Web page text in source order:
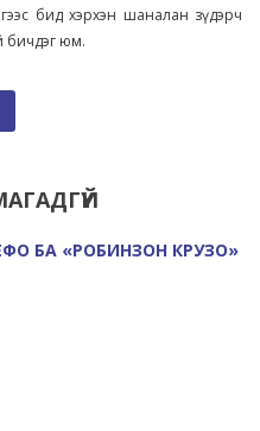
бид хэрхэн шаналан зүдэрч
бичдэг юм.
БА «РОБИНЗОН КРУЗО»